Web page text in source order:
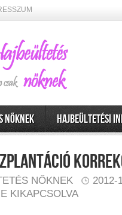
nőknek Hajbeültetési
NŐKNEK 2012-
KIKAPCSOLVA